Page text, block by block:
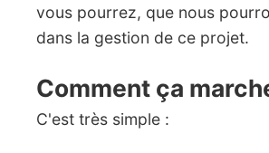
vous pourrez, que nous
dans la gestion de ce projet.
Comment ça
C'est très simple :